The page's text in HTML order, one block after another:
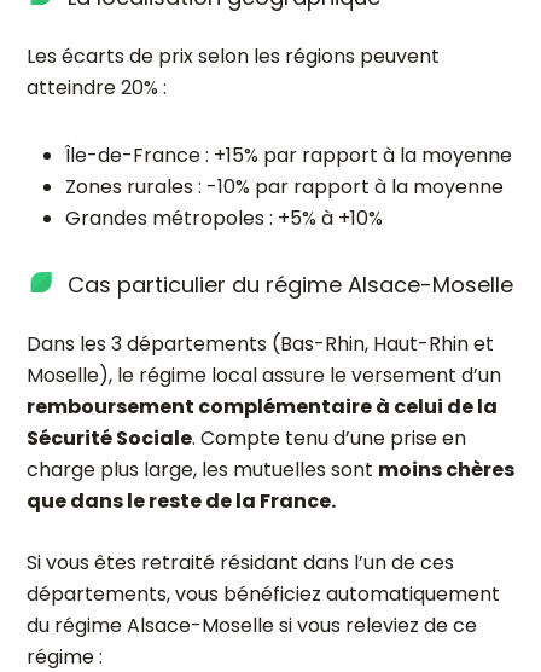
Les écarts de prix selon les régions peuvent
atteindre 20% :
Île-de-France : +15% par rapport à la moyenne
Zones rurales : -10% par rapport à la moyenne
Grandes métropoles : +5% à +10%
Cas particulier du régime Alsace-Moselle
Dans les 3 départements (Bas-Rhin, Haut-Rhin et
Moselle), le régime local assure le versement d’un
remboursement complémentaire à celui de la
Sécurité Sociale. Compte tenu d’une prise en
charge plus large, les mutuelles sont moins chères
que dans le reste de la France.
Si vous êtes retraité résidant dans l’un de ces
départements, vous bénéficiez automatiquement
du régime Alsace-Moselle si vous releviez de ce
régime :